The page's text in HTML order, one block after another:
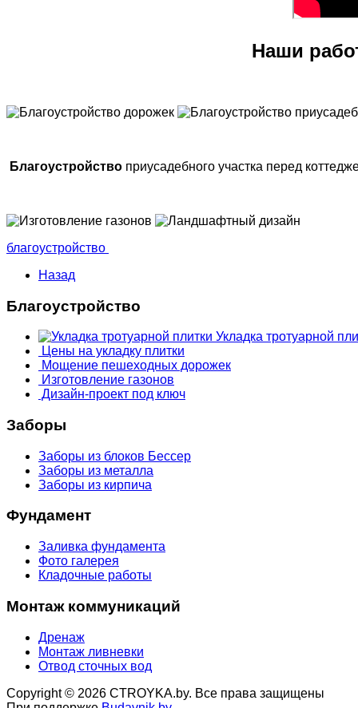
Наши
Благоустройство приусадебного участка перед
благоустройство
Назад
Благоустройство
Укладка тротуарной
Цены на укладку плитки
Мощение пешеходных дорожек
Изготовление газонов
Дизайн-проект под ключ
Заборы
Заборы из блоков Бессер
Заборы из металла
Заборы из кирпича
Фундамент
Заливка фундамента
Фото галерея
Кладочные работы
Монтаж коммуникаций
Дренаж
Монтаж ливневки
Отвод сточных вод
Copyright © 2026 CTROYKA.by. Все права защищены